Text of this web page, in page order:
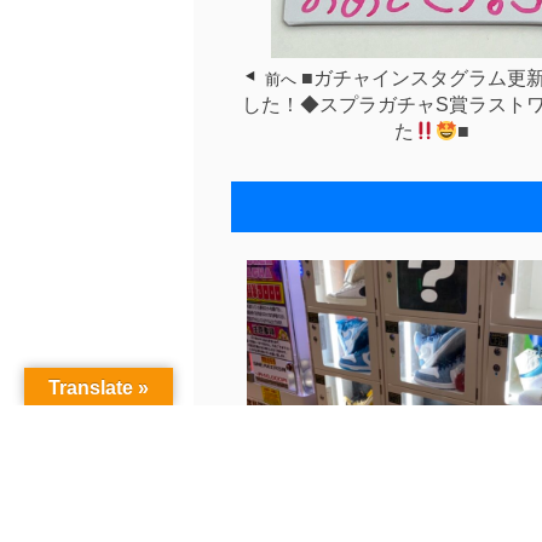
前へ ■ガチャインスタグラム更
した！◆スプラガチャS賞ラスト
た
■
Translate »